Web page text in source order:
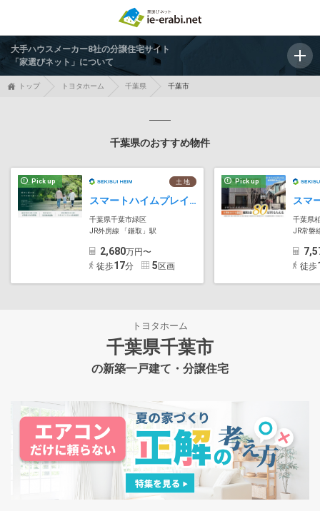
大手ハウスメーカー8社の分譲住宅サイト
「家選びネット」について
トップ トヨタホーム 千葉県 千葉市
千葉県のおすすめ物件
Pick up 土 地
スマートハイムプレイスおゆみ野1丁目
千葉県千葉市緑区
JR外房線 「鎌取」駅
2,680万円〜
徒歩17分 5 区画
Pick up
千葉県
JR常磐
徒歩
トヨタホーム
千葉県千葉市
の新築一戸建て・分譲住宅